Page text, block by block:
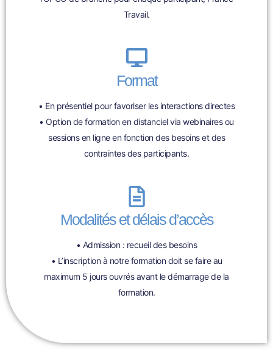
Travail.
Format
• En présentiel pour favoriser les interactions directes
• Option de formation en distanciel via webinaires ou
sessions en ligne en fonction des besoins et des
contraintes des participants.
Modalités et délais d’accès
• Admission : recueil des besoins
• L’inscription à notre formation doit se faire au
maximum 5 jours ouvrés avant le démarrage de la
formation.